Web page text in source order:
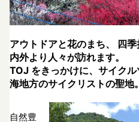
アウトドアと花のまち、 四
内外より人々が訪れます。
TOJ をきっかけに、サイク
海地方のサイクリストの聖地。
自然豊